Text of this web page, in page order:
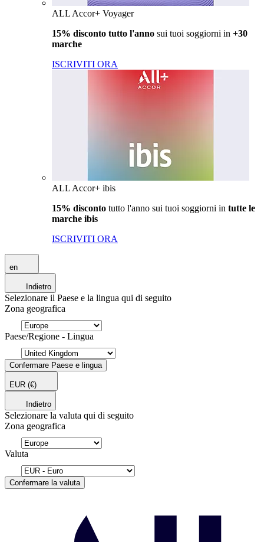
ALL Accor+ Voyager
15% disconto tutto l'anno sui tuoi soggiorni in +30
marche
ISCRIVITI ORA
ALL Accor+ ibis
15% disconto tutto l'anno sui tuoi soggiorni in tutte le
marche ibis
ISCRIVITI ORA
en
Indietro
Selezionare il Paese e la lingua qui di seguito
Zona geografica
Paese/Regione - Lingua
Confermare Paese e lingua
EUR (€)
Indietro
Selezionare la valuta qui di seguito
Zona geografica
Valuta
Confermare la valuta